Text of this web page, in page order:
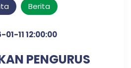
Berita
01-11 12:00:00
PENGURUS